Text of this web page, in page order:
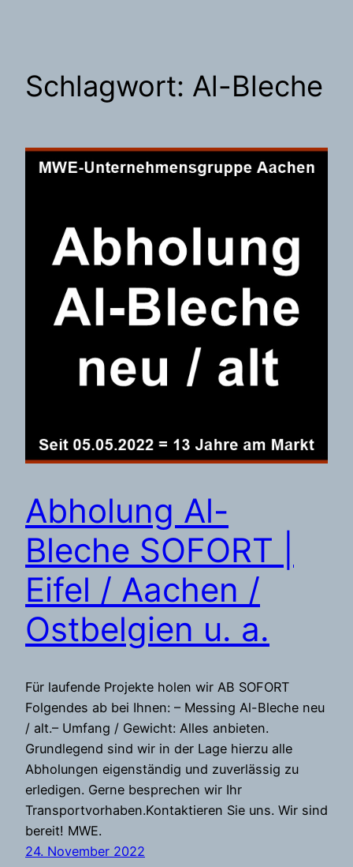
Schlagwort: Al-Bleche
Abholung Al-
Bleche SOFORT |
Eifel / Aachen /
Ostbelgien u. a.
Für laufende Projekte holen wir AB SOFORT
Folgendes ab bei Ihnen: – Messing Al-Bleche neu
/ alt.– Umfang / Gewicht: Alles anbieten.
Grundlegend sind wir in der Lage hierzu alle
Abholungen eigenständig und zuverlässig zu
erledigen. Gerne besprechen wir Ihr
Transportvorhaben.Kontaktieren Sie uns. Wir sind
bereit! MWE.
24. November 2022